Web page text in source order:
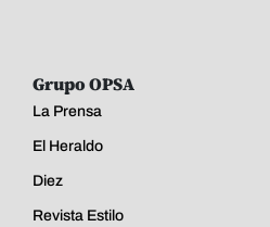
Grupo OPSA
La Prensa
El Heraldo
Diez
Revista Estilo